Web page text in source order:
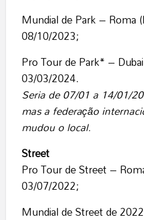
Mundial de Park – Roma
08/10/2023;
Pro Tour de Park* –
03/03/2024.
Seria de 07/01 a 14/01/
mas a federação
mudou o local.
Street
Pro Tour de Street –
03/07/2022;
Mundial de Street de